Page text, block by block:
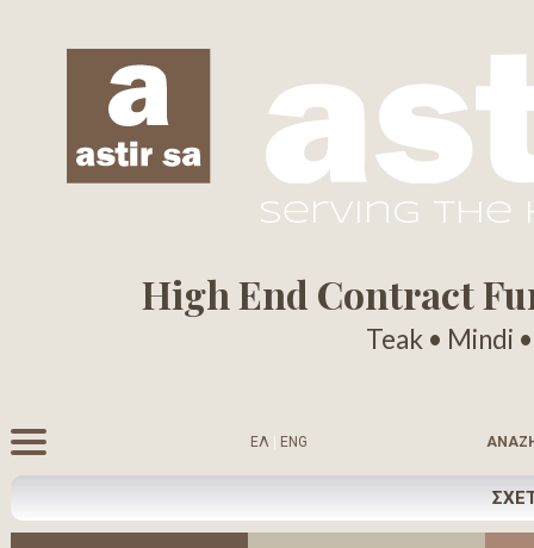
serving the
High End Contract
Teak • Mindi
ΕΛ | ENG